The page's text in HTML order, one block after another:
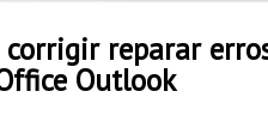
corrigir reparar
Outlook